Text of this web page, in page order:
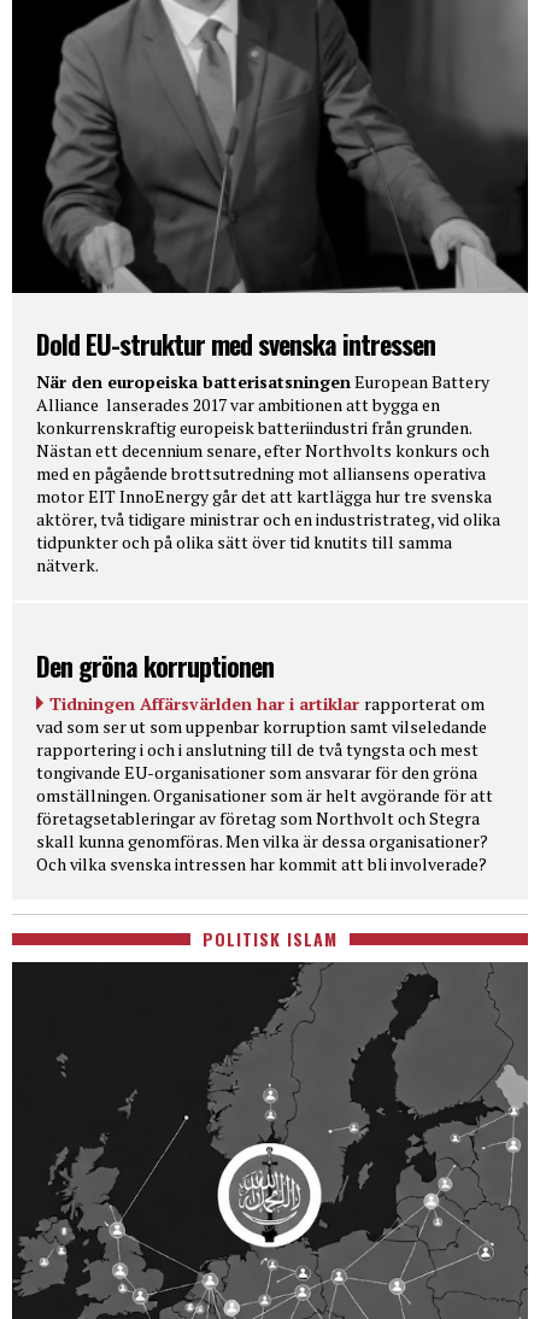
Dold EU-struktur med svenska intressen
När den europeiska batterisatsningenEuropean Battery
Alliance lanserades 2017 var ambitionen att bygga en
konkurrenskraftig europeisk batteriindustri från grunden.
Nästan ett decennium senare, efter Northvolts konkurs och
med en pågående brottsutredning mot alliansens operativa
motor EIT InnoEnergy går det att kartlägga hur tre svenska
aktörer, två tidigare ministrar och en industristrateg, vid olika
tidpunkter och på olika sätt över tid knutits till samma
nätverk.
Den gröna korruptionen
Tidningen Affärsvärlden har i artiklar rapporterat om
vad som ser ut som uppenbar korruption samt vilseledande
rapportering i och i anslutning till de två tyngsta och mest
tongivande EU-organisationer som ansvarar för den gröna
omställningen. Organisationer som är helt avgörande för att
företagsetableringar av företag som Northvolt och Stegra
skall kunna genomföras. Men vilka är dessa organisationer?
Och vilka svenska intressen har kommit att bli involverade?
POLITISK ISLAM